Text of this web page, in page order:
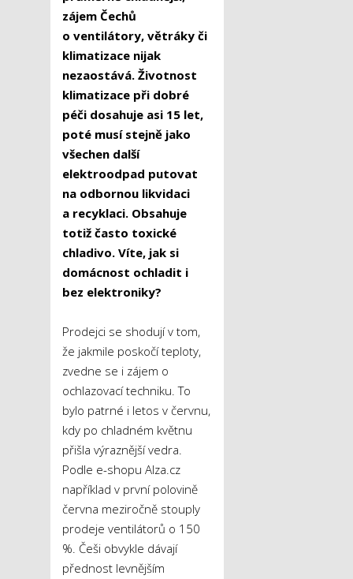
zájem Čechů
o ventilátory, větráky či
klimatizace nijak
nezaostává. Životnost
klimatizace při dobré
péči dosahuje asi 15 let,
poté musí stejně jako
všechen další
elektroodpad putovat
na odbornou likvidaci
a recyklaci. Obsahuje
totiž často toxické
chladivo. Víte, jak si
domácnost ochladit i
bez elektroniky?
Prodejci se shodují v tom,
že jakmile poskočí teploty,
zvedne se i zájem o
ochlazovací techniku. To
bylo patrné i letos v červnu,
kdy po chladném květnu
přišla výraznější vedra.
Podle e-shopu Alza.cz
například v první polovině
června meziročně stouply
prodeje ventilátorů o 150
%. Češi obvykle dávají
přednost levnějším